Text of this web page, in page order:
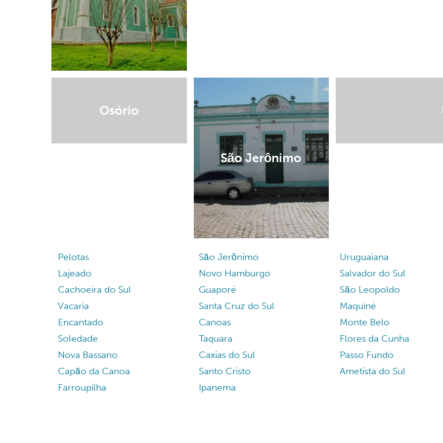
Osório
São Jerônimo
Pelotas São Jerônimo Uruguaiana
Lajeado
Novo Hamburgo Salvador do Sul
Cachoeira do Sul
Guaporé São Leopoldo
Vacaria
Santa Cruz do Sul Maquiné
Encantado
Canoas Monte Belo
Soledade
Taquara Flores da Cunha
Nova Bassano
Caxias do Sul Passo Fundo
Capão da Canoa
Santo Cristo Ametista do Sul
Farroupilha
Ipanema